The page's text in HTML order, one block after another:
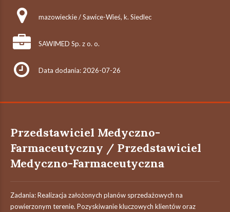
mazowieckie / Sawice-Wieś, k. Siedlec
SAWIMED Sp. z o. o.
Data dodania: 2026-07-26
Przedstawiciel Medyczno-
Farmaceutyczny / Przedstawiciel
Medyczno-Farmaceutyczna
Zadania: Realizacja założonych planów sprzedażowych na
powierzonym terenie. Pozyskiwanie kluczowych klientów oraz